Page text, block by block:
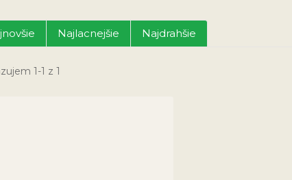
Najlacnejšie Najdrahšie
1-1 z 1